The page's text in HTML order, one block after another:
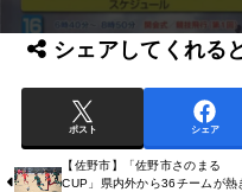
シェアしてくれる
ポスト シェア
【佐野市】「佐野市さのまる
CUP」県内外から36チームが熱